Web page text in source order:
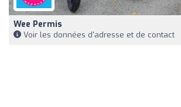
Wee Permis
Voir les données d'adresse et de contact